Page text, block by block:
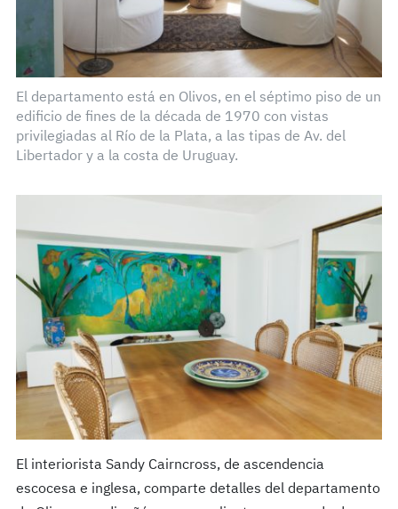
El departamento está en Olivos, en el séptimo piso de un
edificio de fines de la década de 1970 con vistas
privilegiadas al Río de la Plata, a las tipas de Av. del
Libertador y a la costa de Uruguay.
El interiorista Sandy Cairncross, de ascendencia
escocesa e inglesa, comparte detalles del departamento